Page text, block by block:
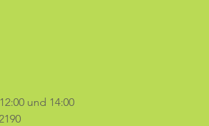
und 14:00